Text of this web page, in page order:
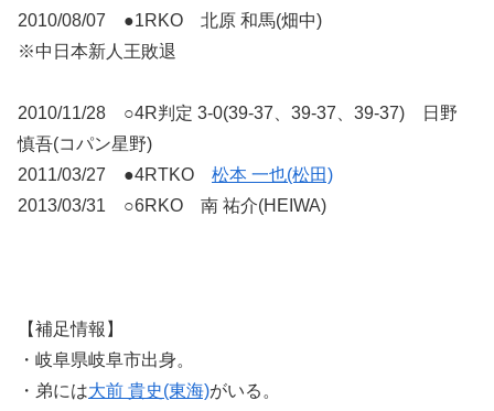
2010/08/07 ●1RKO 北原 和馬(畑中)
※中日本新人王敗退
2010/11/28 ○4R判定 3-0(39-37、39-37、39-37) 日野
慎吾(コパン星野)
2011/03/27 ●4RTKO 松本 一也(松田)
2013/03/31 ○6RKO 南 祐介(HEIWA)
【補足情報】
・岐阜県岐阜市出身。
・弟には大前 貴史(東海)がいる。